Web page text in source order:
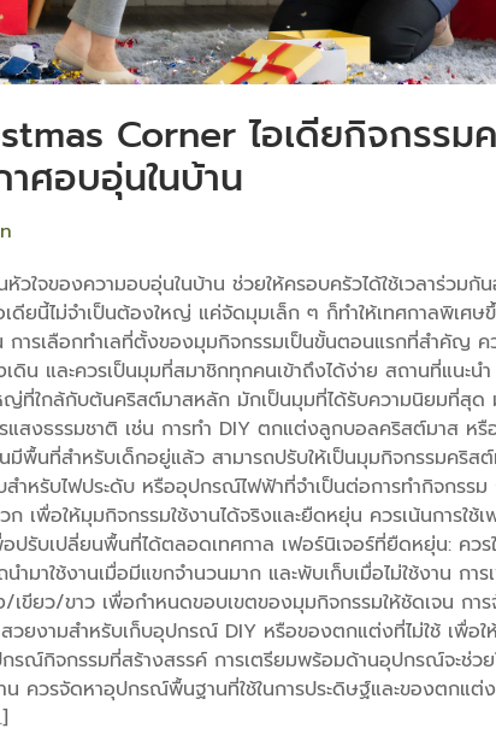
Corner ไอเดียกิจกรรม
าศอบอุ่นในบ้าน
วใจของความอบอุ่นในบ้าน ช่วยให้ครอบครัวได้ใช้เวลาร่วมกั
เดียนี้ไม่จำเป็นต้องใหญ่ แค่จัดมุมเล็ก ๆ ก็ทำให้เทศกาลพิเศษ
การเลือกทำเลที่ตั้งของมุมกิจกรรมเป็นขั้นตอนแรกที่สำคัญ ค
เดิน และควรเป็นมุมที่สมาชิกทุกคนเข้าถึงได้ง่าย สถานที่แนะ
ญ่ที่ใกล้กับต้นคริสต์มาสหลัก มักเป็นมุมที่ได้รับความนิยมที่สุด
สงธรรมชาติ เช่น การทำ DIY ตกแต่งลูกบอลคริสต์มาส หรื
มีพื้นที่สำหรับเด็กอยู่แล้ว สามารถปรับให้เป็นมุมกิจกรรมคริส
ำหรับไฟประดับ หรืออุปกรณ์ไฟฟ้าที่จำเป็นต่อการทำกิจกรร
ก เพื่อให้มุมกิจกรรมใช้งานได้จริงและยืดหยุ่น ควรเน้นการใช้
ปรับเปลี่ยนพื้นที่ได้ตลอดเทศกาล เฟอร์นิเจอร์ที่ยืดหยุ่น: ควร
ำมาใช้งานเมื่อมีแขกจำนวนมาก และพับเก็บเมื่อไม่ใช้งาน กา
ขียว/ขาว เพื่อกำหนดขอบเขตของมุมกิจกรรมให้ชัดเจน กา
วยงามสำหรับเก็บอุปกรณ์ DIY หรือของตกแต่งที่ไม่ใช้ เพื่อ
รณ์กิจกรรมที่สร้างสรรค์ การเตรียมพร้อมด้านอุปกรณ์จะช่วย
ควรจัดหาอุปกรณ์พื้นฐานที่ใช้ในการประดิษฐ์และของตกแต่ง